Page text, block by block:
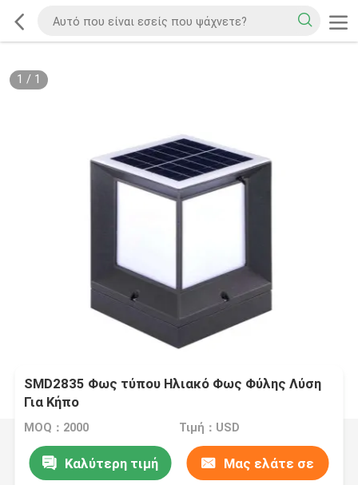
1 / 1
SMD2835 Φως τύπου Ηλιακό Φως Φύλης Λύση
Για Κήπο
MOQ：2000 Τιμή：USD
Καλύτερη τιμή Μας ελάτε σε